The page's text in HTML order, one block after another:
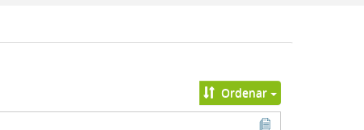
Ordenar